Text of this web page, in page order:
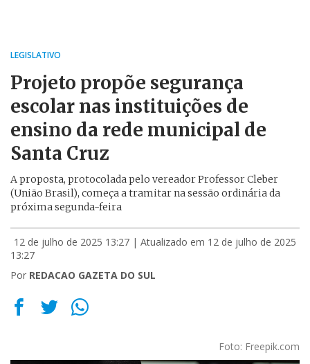
LEGISLATIVO
Projeto propõe segurança
escolar nas instituições de
ensino da rede municipal de
Santa Cruz
A proposta, protocolada pelo vereador Professor Cleber
(União Brasil), começa a tramitar na sessão ordinária da
próxima segunda-feira
12 de julho de 2025 13:27 | Atualizado em 12 de julho de 2025
13:27
Por REDACAO GAZETA DO SUL
Foto: Freepik.com